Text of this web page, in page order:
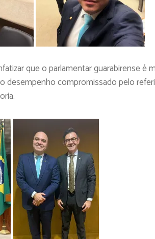
que o parlamentar guarabirense
desempenho compromissado pelo